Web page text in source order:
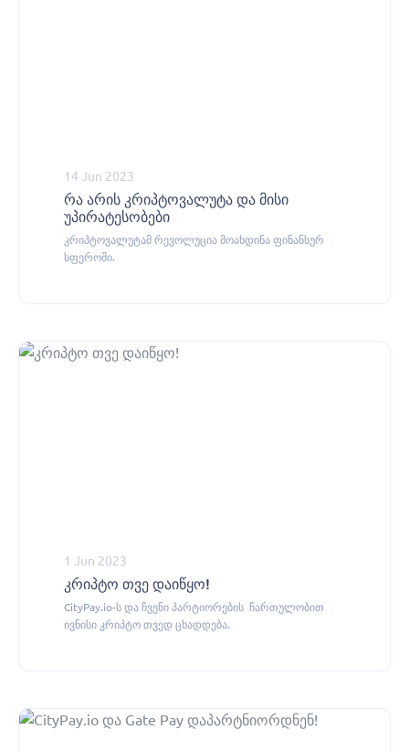
რა არის კრიპტოვალუტა და მისი
უპირატესობები
კრიპტოვალუტამ რევოლუცია მოახდინა ფინანსურ
სფეროში.
14 Jun 2023
კრიპტო თვე დაიწყო!
CityPay.io-ს და ჩვენი პარტიორების ჩართულობით
ივნისი კრიპტო თვედ ცხადდება.
1 Jun 2023